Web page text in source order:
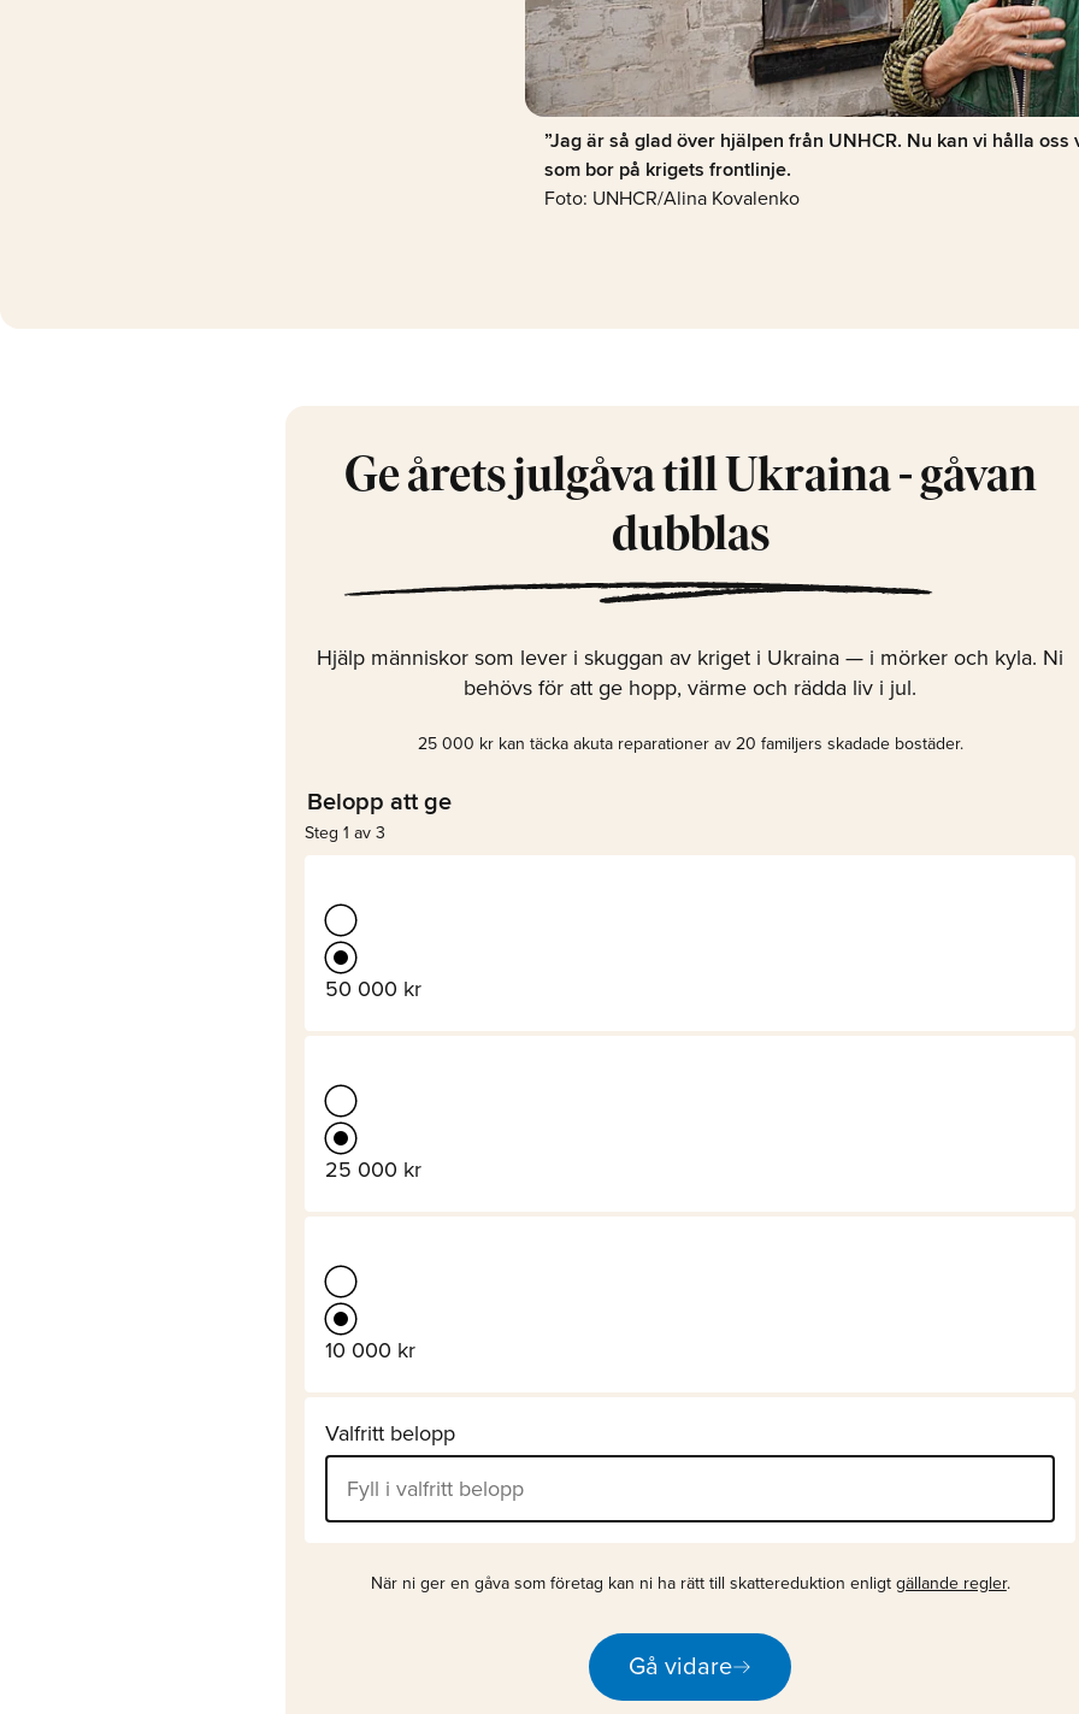
”Jag är så glad över hjälpen från UNHCR. Nu kan vi hålla
som bor på krigets frontlinje.
Foto: UNHCR/Alina Kovalenko
Ge årets julgåva till Ukraina - gåvan
dubblas
Hjälp människor som lever i skuggan av kriget i Ukraina — i mörker och kyla. Ni
behövs för att ge hopp, värme och rädda liv i jul.
25 000 kr kan täcka akuta reparationer av 20 familjers skadade bostäder.
Belopp att ge
Steg 1 av 3
50 000 kr
25 000 kr
10 000 kr
Valfritt belopp
När ni ger en gåva som företag kan ni ha rätt till skattereduktion enligt gällande regler.
Gå vidarearrow_right_alt